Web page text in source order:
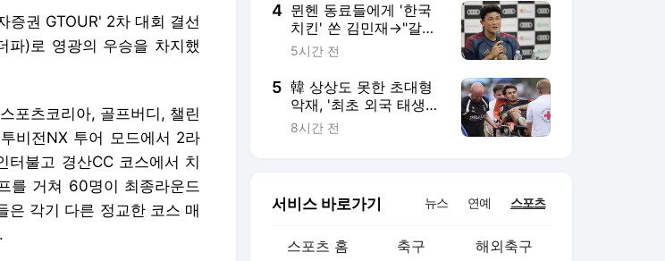
증권 GTOUR' 2차 대회 결선
파)로 영광의 우승을 차지했
포츠코리아, 골프버디, 챌린
비전NX 투어 모드에서 2라
불고 경산CC 코스에서 치
를 거쳐 60명이 최종라운드
은 각기 다른 정교한 코스 매
4 뮌헨 동료들에게 '한국
치킨' 쏜 김민재→"갈치
+흑돼지는 안 먹였나"
큼 파급력 큰 'K푸드'
5시간 전
5 韓 상상도 못한 초대형
악재, '최초 외국 태생
혼혈' 카스트로프, 응급
8시간 전
서비스 바로가기 뉴스 연예 스포츠
스포츠 홈 축구 해외축구